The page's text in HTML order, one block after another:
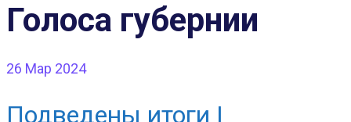
Голоса губернии
26 Мар 2024
Подведены итоги I